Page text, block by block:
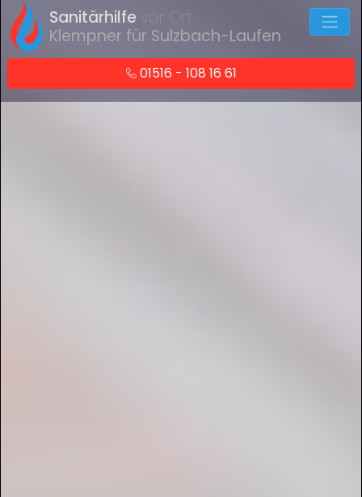
Sanitärhilfe
vor Ort
Klempner für Sulzbach-Laufen
01516 - 108 16 61